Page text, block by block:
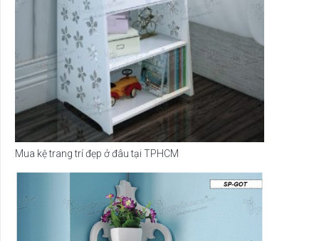
Mua kệ trang trí đẹp ở đâu tại TPHCM